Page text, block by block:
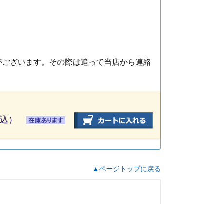
ざいます。その際は追って当店から連絡
込）
▲ページトップに戻る